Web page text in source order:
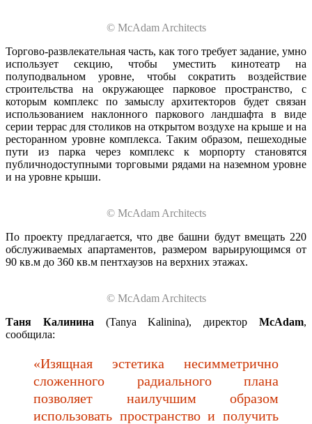
© McAdam Architects
Торгово-развлекательная часть, как того требует задание, умно
использует секцию, чтобы уместить кинотеатр на
полуподвальном уровне, чтобы сократить воздействие
строительства на окружающее парковое пространство, с
которым комплекс по замыслу архитекторов будет связан
использованием наклонного паркового ландшафта в виде
серии террас для столиков на открытом воздухе на крыше и на
ресторанном уровне комплекса. Таким образом, пешеходные
пути из парка через комплекс к морпорту становятся
публичнодоступными торговыми рядами на наземном уровне
и на уровне крыши.
© McAdam Architects
По проекту предлагается, что две башни будут вмещать 220
обслуживаемых апартаментов, размером варьирующимся от
90 кв.м до 360 кв.м пентхаузов на верхних этажах.
© McAdam Architects
Таня Калинина (Tanya Kalinina), директорMcAdam,
сообщила:
«Изящная эстетика несимметрично
сложенного радиального плана
позволяет наилучшим образом
использовать пространство и получить